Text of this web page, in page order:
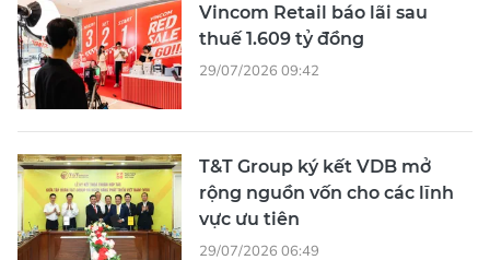
Vincom Retail báo lãi sau
thuế 1.609 tỷ đồng
29/07/2026 09:42
T&T Group ký kết VDB mở
rộng nguồn vốn cho các lĩnh
vực ưu tiên
29/07/2026 06:49